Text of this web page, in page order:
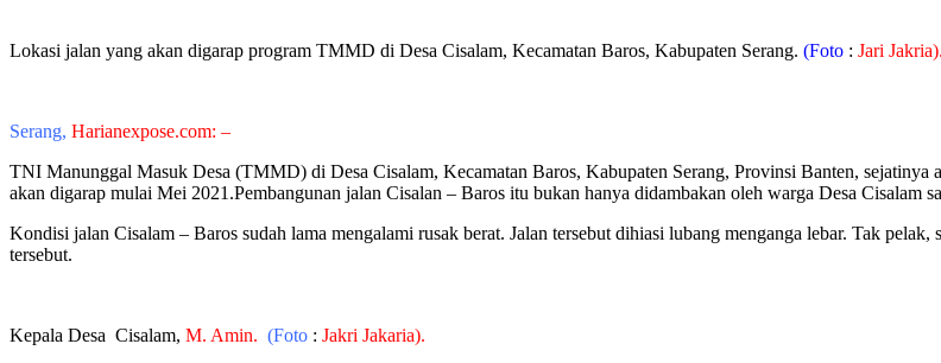
Lokasi jalan yang akan digarap program TMMD di Desa Cisalam, Kecamatan Baros, Kabupaten Serang. (Foto : Jari Jakria).
Serang, Harianexpose.com: –
TNI Manunggal Masuk Desa (TMMD) di Desa Cisalam, Kecamatan Baros, Kabupaten Serang, Provinsi Banten,
akan digarap mulai Mei 2021.Pembangunan jalan Cisalan – Baros itu bukan hanya didambakan oleh warga Desa Cisalam
Kondisi jalan Cisalam – Baros sudah lama mengalami rusak berat. Jalan tersebut dihiasi lubang menganga lebar. Tak
tersebut.
Kepala Desa Cisalam, M. Amin. (Foto : Jakri Jakaria).